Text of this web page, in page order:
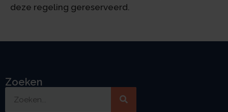
deze regeling gereserveerd.
Zoeken